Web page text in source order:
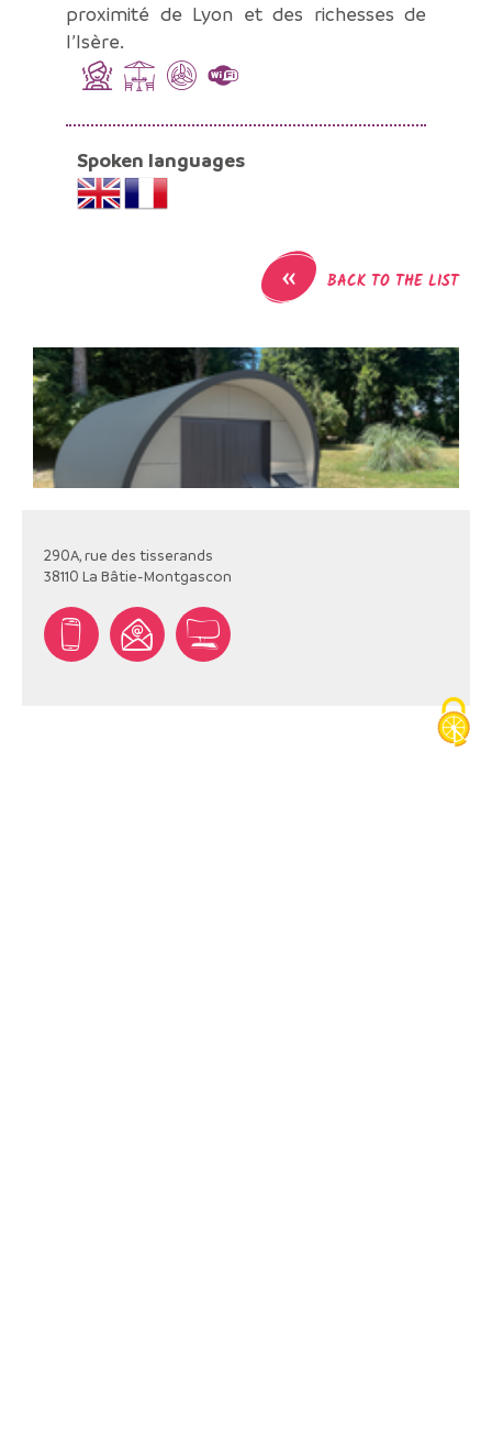
proximité de Lyon et des richesses de
l’Isère.
Spoken languages
« BACK TO THE LIST
290A, rue des tisserands
38110 La Bâtie-Montgascon